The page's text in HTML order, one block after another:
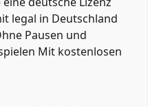
legal in Deutschland
Pausen und
Mit kostenlosen